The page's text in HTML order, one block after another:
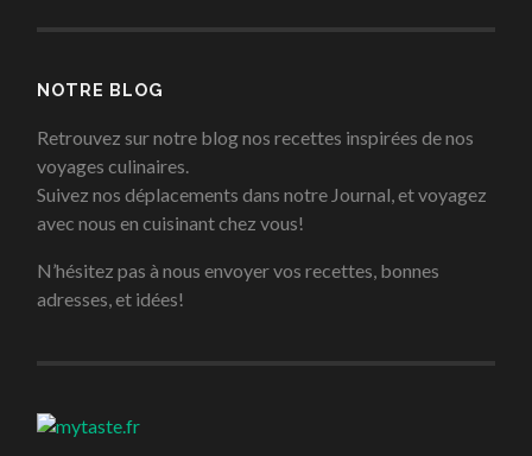
NOTRE BLOG
Retrouvez sur notre blog nos recettes inspirées de nos
voyages culinaires.
Suivez nos déplacements dans notre Journal, et voyagez
avec nous en cuisinant chez vous!
N’hésitez pas à nous envoyer vos recettes, bonnes
adresses, et idées!